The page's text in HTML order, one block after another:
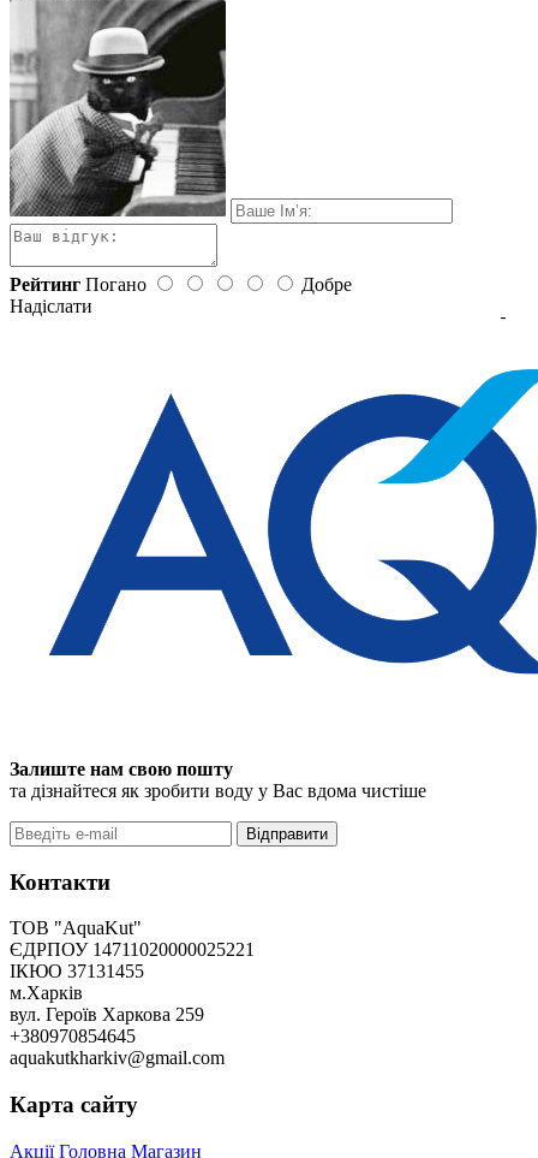
Рейтинг Погано
Добре
Надіслати
Залиште нам свою пошту
та дізнайтеся як зробити воду у Вас вдома чистіше
Відправити
Контакти
ТОВ "AquaKut"
ЄДРПОУ 14711020000025221
ІКЮО 37131455
м.Харків
вул. Героїв Харкова 259
+380970854645
aquakutkharkiv@gmail.com
Карта сайту
Акції Головна Магазин